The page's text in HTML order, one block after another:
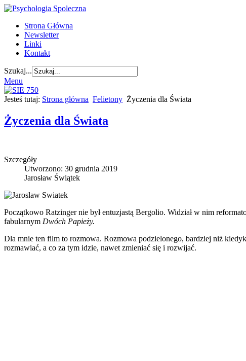
Strona Główna
Newsletter
Linki
Kontakt
Szukaj...
Menu
Jesteś tutaj: Strona główna Felietony Życzenia dla Świata
Życzenia dla Świata
Szczegóły
Utworzono: 30 grudnia 2019
Jarosław Świątek
Początkowo Ratzinger nie był entuzjastą Bergolio. Widział w nim
fabularnym Dwóch Papieży.
Dla mnie ten film to rozmowa. Rozmowa podzielonego, bardziej niż
rozmawiać, a co za tym idzie, nawet zmieniać się i rozwijać.